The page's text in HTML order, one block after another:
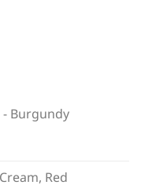
- Burgundy
Red